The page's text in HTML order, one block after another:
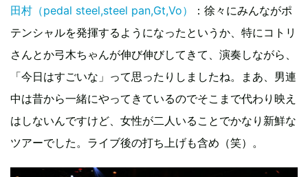
田村（pedal steel,steel pan,Gt,Vo）
：徐々にみんながポ
テンシャルを発揮するようになったというか、特にコトリ
さんとか弓木ちゃんが伸び伸びしてきて、演奏しながら、
「今日はすごいな」って思ったりしましたね。まあ、男連
中は昔から一緒にやってきているのでそこまで代わり映え
はしないんですけど、女性が二人いることでかなり新鮮な
ツアーでした。ライブ後の打ち上げも含め（笑）。